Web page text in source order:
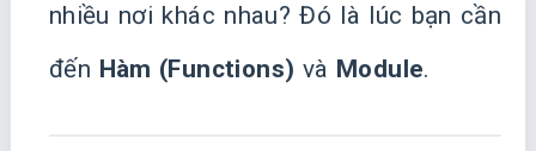
nhiều nơi khác nhau? Đó là lúc bạn cần
đến Hàm (Functions) và Module.